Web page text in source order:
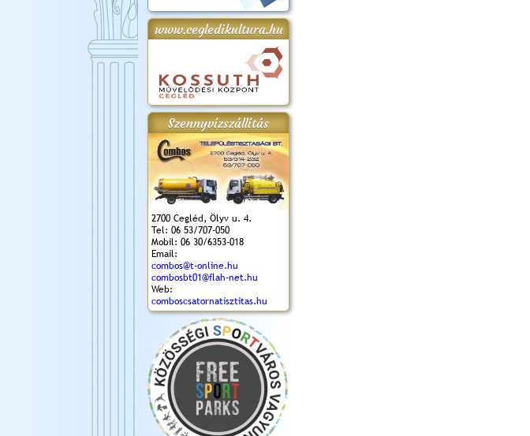
www.cegledikultura.hu
Szennyvízszállítás
2700 Cegléd, Ölyv u. 4.
Tel: 06 53/707-050
Mobil: 06 30/6353-018
Email:
combos@t-online.hu
combosbt01@flah-net.hu
Web:
comboscsatornatisztitas.hu
Városnapok 2018.
Kossuth Toborzó
Ünnepély
Szent István Ünnepe
(2017. 08. 20.)